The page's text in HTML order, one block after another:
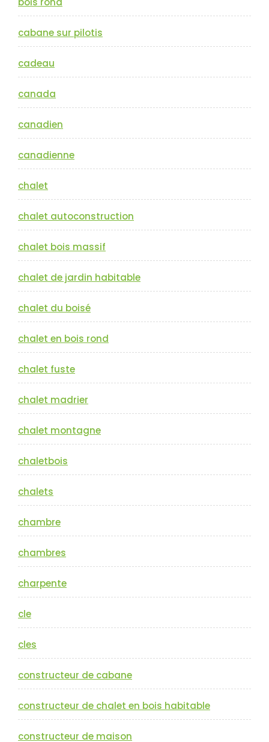
cabane sur pilotis
cadeau
canada
canadien
canadienne
chalet
chalet autoconstruction
chalet bois massif
chalet de jardin habitable
chalet du boisé
chalet en bois rond
chalet fuste
chalet madrier
chalet montagne
chaletbois
chalets
chambre
chambres
charpente
cle
cles
constructeur de cabane
constructeur de chalet en bois habitable
constructeur de maison